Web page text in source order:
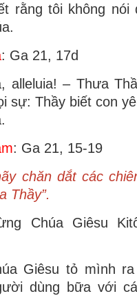
rằng tôi không nói
: Ga 21, 17d
alleluia! – Thưa
sự: Thầy biết con
: Ga 21, 15-19
chăn dắt các
Thầy”.
Chúa Giêsu
Giêsu tỏ mình
dùng bữa với